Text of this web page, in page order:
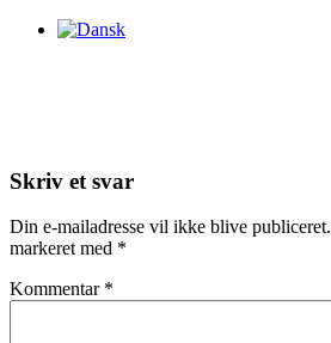
Skriv et svar
Din e-mailadresse vil ikke blive publiceret.
markeret med *
Kommentar *